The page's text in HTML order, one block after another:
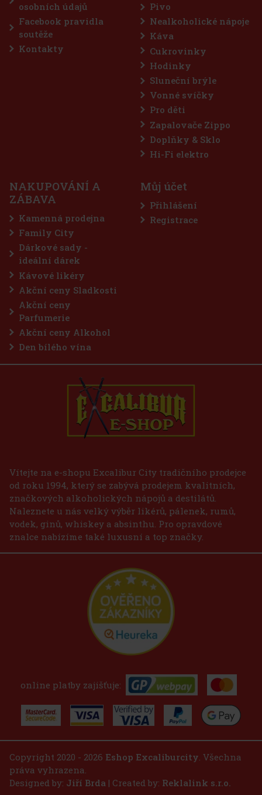
osobních údajů
Facebook pravidla
soutěže
Kontakty
Pivo
Nealkoholické nápoje
Káva
Cukrovinky
Hodinky
Sluneční brýle
Vonné svíčky
Pro děti
Zapalovače Zippo
Doplňky & Sklo
Hi-Fi elektro
NAKUPOVÁNÍ A
ZÁBAVA
Kamenná prodejna
Family City
Dárkové sady -
ideální dárek
Kávové likéry
Akční ceny Sladkosti
Akční ceny
Parfumerie
Akční ceny Alkohol
Den bílého vína
Můj účet
Přihlášení
Registrace
Vítejte na e-shopu Excalibur City tradičního prodejce
od roku 1994, který se zabývá prodejem kvalitních,
značkových alkoholických nápojů a destilátů.
Naleznete u nás velký výběr likérů, pálenek, rumů,
vodek, ginů, whiskey a absinthu. Pro opravdové
znalce nabízíme také luxusní a top značky.
online platby zajišťuje:
Copyright 2020 - 2026 Eshop Excaliburcity . Všechna
práva vyhrazena.
Designed by: Jiří Brda | Created by: Reklalink s.r.o.